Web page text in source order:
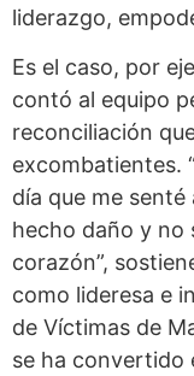
liderazgo,
Es el caso, por
contó al equipo
reconciliación
excombatientes.
día que me
hecho daño y no
corazón”,
como lideresa e
de Víctimas de
se ha convertido